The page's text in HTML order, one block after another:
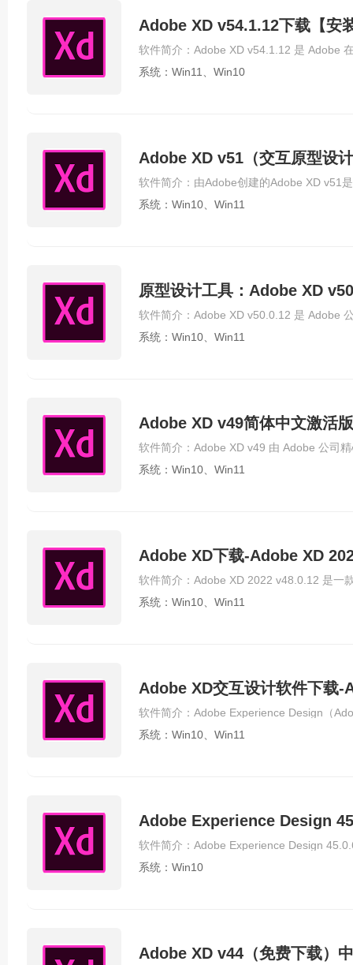
Adobe XD v54.1.12下载【安
系统：Win11、Win10
Adobe XD v51（交互原型设
系统：Win10、Win11
原型设计工具：Adobe XD
系统：Win10、Win11
Adobe XD v49简体中文激活版
系统：Win10、Win11
Adobe XD下载-Adobe XD
系统：Win10、Win11
Adobe XD交互设计软件下载
系统：Win10、Win11
Adobe Experience Design
系统：Win10
Adobe XD v44（免费下载）